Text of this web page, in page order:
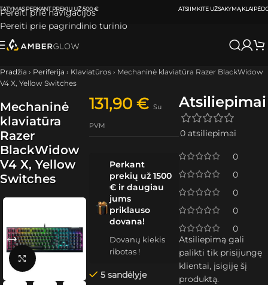
Pereiti prie navigacijos
Pereiti prie pagrindinio turinio
ATSIIMKITE UŽSAKYMĄ PER0-3 DARBO DIENAS.
Pradžia › Periferija › Klaviatūros › Mechaninė klaviatūra Razer BlackWidow
V4 X, Yellow Switches
Mechaninė
klaviatūra
Razer
BlackWidow
V4 X, Yellow
Switches
Spustelėkite, kad padidintumėte
131,90€ Su
PVM
Perkant
prekių už 1500
€ ir daugiau
jums
priklauso
dovana!
Dovanų kiekis
ribotas !
5 sandėlyje
Atsiliepimai
0 atsiliepimai
0
0
0
0
0
Atsiliepimą gali
palikti tik prisijungę
klientai, įsigiję šį
produktą.